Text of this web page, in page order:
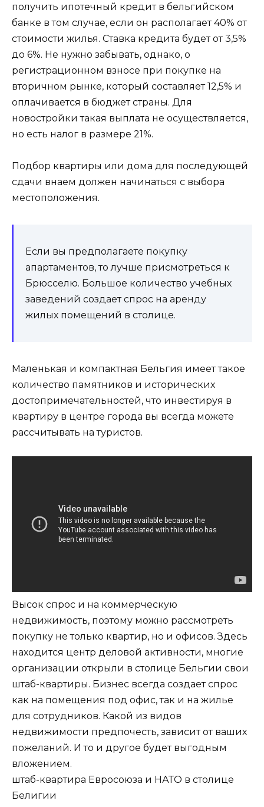
получить ипотечный кредит в бельгийском
банке в том случае, если он располагает 40% от
стоимости жилья. Ставка кредита будет от 3,5%
до 6%. Не нужно забывать, однако, о
регистрационном взносе при покупке на
вторичном рынке, который составляет 12,5% и
оплачивается в бюджет страны. Для
новостройки такая выплата не осуществляется,
но есть налог в размере 21%.
Подбор квартиры или дома для последующей
сдачи внаем должен начинаться с выбора
местоположения.
Если вы предполагаете покупку
апартаментов, то лучше присмотреться к
Брюсселю. Большое количество учебных
заведений создает спрос на аренду
жилых помещений в столице.
Маленькая и компактная Бельгия имеет такое
количество памятников и исторических
достопримечательностей, что инвестируя в
квартиру в центре города вы всегда можете
рассчитывать на туристов.
Высок спрос и на коммерческую
недвижимость, поэтому можно рассмотреть
покупку не только квартир, но и офисов. Здесь
находится центр деловой активности, многие
организации открыли в столице Бельгии свои
штаб-квартиры. Бизнес всегда создает спрос
как на помещения под офис, так и на жилье
для сотрудников. Какой из видов
недвижимости предпочесть, зависит от ваших
пожеланий. И то и другое будет выгодным
вложением.
штаб-квартира Евросоюза и НАТО в столице
Белигии